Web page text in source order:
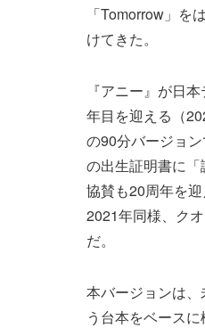
「Tomorrow」
けてきた。
『アニー』が日
年目を迎える（
の90分バージョ
の出生証明書に
協賛も20周年を迎
2021年同様、ク
だ。
本バージョンは
う台本をベース